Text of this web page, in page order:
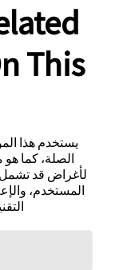
This
يستخدم هذا
الصلة، كما
لأغراض قد تشمل
المستخدم،